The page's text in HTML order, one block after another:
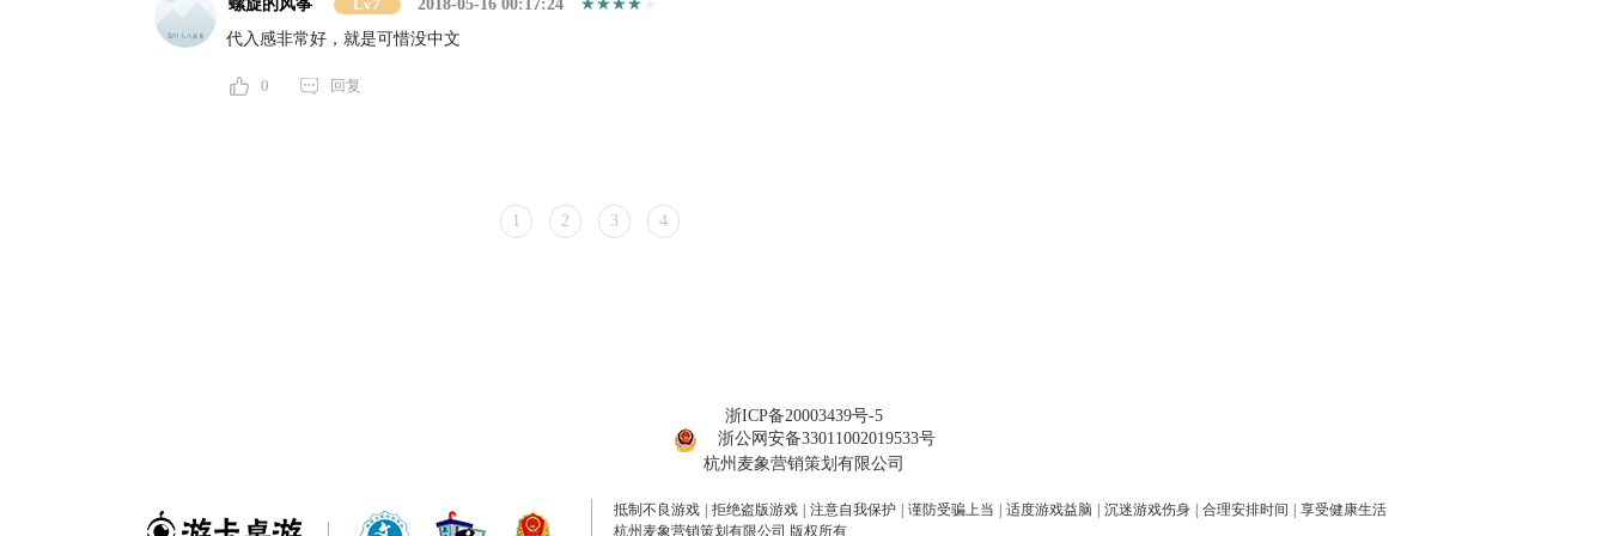
螺旋的风筝 Lv7
2018-05-16 00:17:24
代入感非常好，就是可惜没中文
0 回复
1 2 3 4
浙ICP备20003439号-5
浙公网安备33011002019533号
杭州麦象营销策划有限公司
抵制不良游戏 拒绝盗版游戏 注意自我保护 谨防受骗上当 适度游戏益脑 沉迷游戏伤身 合理安排时间
享受健康生活
杭州麦象营销策划有限公司 版权所有